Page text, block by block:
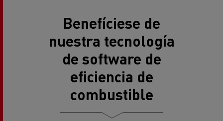
Benefíciese de
nuestra tecnología
de software de
eficiencia de
combustible